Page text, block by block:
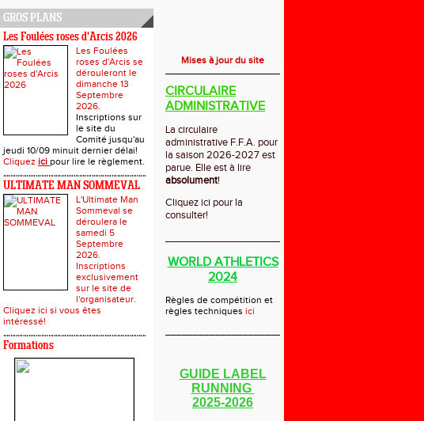
GROS PLANS
Les Foulées roses d'Arcis 2026
Les Foulées
roses d'Arcis se
dérouleront le
dimanche 13
Septembre
2026.
Inscriptions sur
le site du
Comité jusqu'au
jeudi 10/09 minuit dernier délai!
Cliquez ici pour lire le règlement.
ULTIMATE MAN SOMMEVAL
L'Ultimate Man
Sommeval se
déroulera le
samedi 5
Septembre
2026.
Inscriptions
exclusivement
sur le site de
l'organisateur.
Cliquez ici si vous êtes
intéressé!
Formations
Mises à jour du site
CIRCULAIRE
ADMINISTRATIVE
La circulaire
administrative F.F.A. pour
la saison 2026-2027 est
parue. Elle est à lire
absolument!
Cliquez ici pour la
consulter!
WORLD ATHLETICS
2024
Règles de compétition et
règles techniques ici
GUIDE LABEL
RUNNING
2025-2026